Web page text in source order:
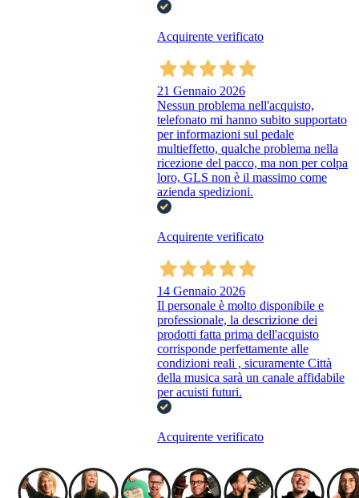
Acquirente verificato
21 Gennaio 2026
Nessun problema nell'acquisto,
telefonato mi hanno subito supportato
per informazioni sul pedale
multieffetto, qualche problema nella
ricezione del pacco, ma non per colpa
loro, GLS non è il massimo come
azienda spedizioni.
Acquirente verificato
14 Gennaio 2026
Il personale è molto disponibile e
professionale, la descrizione dei
prodotti fatta prima dell'acquisto
corrisponde perfettamente alle
condizioni reali , sicuramente Città
della musica sarà un canale affidabile
per acuisti futuri.
Acquirente verificato